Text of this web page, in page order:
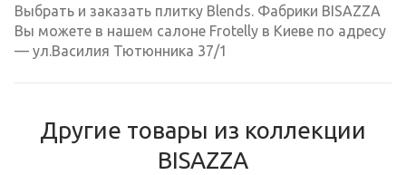
Выбрать и заказать плитку Blends. Фабрики BISAZZA
Вы можете в нашем салоне Frotelly в Киеве по адресу
— ул.Василия Тютюнника 37/1
Другие товары из коллекции
BISAZZA